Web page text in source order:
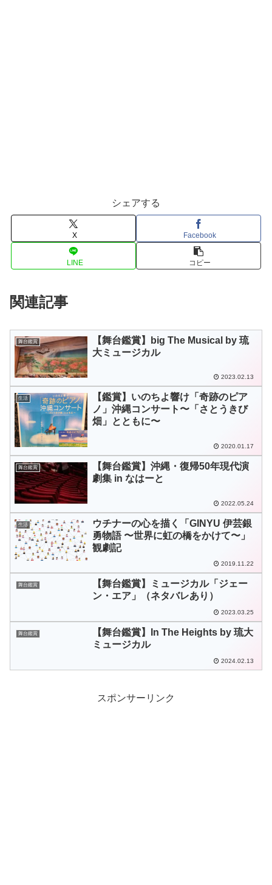
シェアする
X Facebook
LINE コピー
関連記事
舞台鑑賞
【舞台鑑賞】big The Musical by 琉
大ミュージカル
2023.02.13
生活
【鑑賞】いのちよ響け「奇跡のピア
ノ」沖縄コンサート〜「さとうきび
畑」とともに〜
2020.01.17
舞台鑑賞
【舞台鑑賞】沖縄・復帰50年現代演
劇集 in なはーと
2022.05.24
生活
ウチナーの心を描く「GINYU 伊芸銀
勇物語 〜世界に虹の橋をかけて〜」
観劇記
2019.11.22
舞台鑑賞
【舞台鑑賞】ミュージカル「ジェー
ン・エア」（ネタバレあり）
2023.03.25
舞台鑑賞
【舞台鑑賞】In The Heights by 琉大
ミュージカル
2024.02.13
スポンサーリンク